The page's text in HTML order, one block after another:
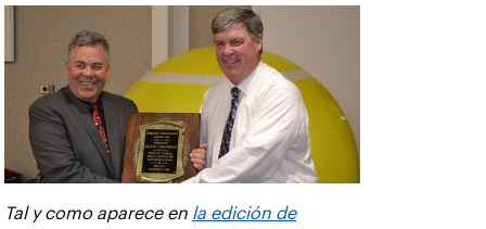
Tal y como aparece en la edición de